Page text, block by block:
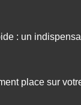
: un
place sur